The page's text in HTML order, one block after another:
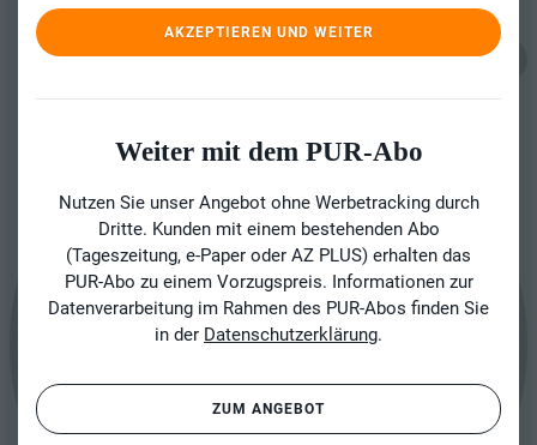
AKZEPTIEREN UND WEITER
Weiter mit dem PUR-Abo
Nutzen Sie unser Angebot ohne Werbetracking durch
Dritte. Kunden mit einem bestehenden Abo
(Tageszeitung, e-Paper oder AZ PLUS) erhalten das
PUR-Abo zu einem Vorzugspreis. Informationen zur
Datenverarbeitung im Rahmen des PUR-Abos finden Sie
in der Datenschutzerklärung.
ZUM ANGEBOT